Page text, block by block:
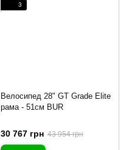
3
Велосипед 28" GT Grade Elite
рама - 51см BUR
30 767 грн 43 954 грн